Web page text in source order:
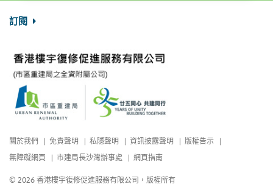
訂閱
關於我們 免責聲明 私隱聲明 資訊披露聲明
版權告示
無障礙網頁
市建局長沙灣辦事處 網頁指南
© 2026 香港樓宇復修促進服務有限公司，版權所有